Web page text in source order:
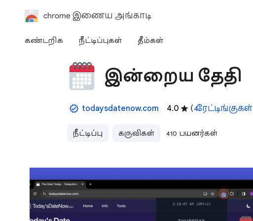
chrome இணைய அங்காடி
கண்டறிக நீட்டிப்புகள் தீம்கள்
இன்றைய தேதி
todaysdatenow.com 4.0 (4 ரேட்டிங்குகள்
நீட்டிப்பு கருவிகள் 410 பயனர்கள்